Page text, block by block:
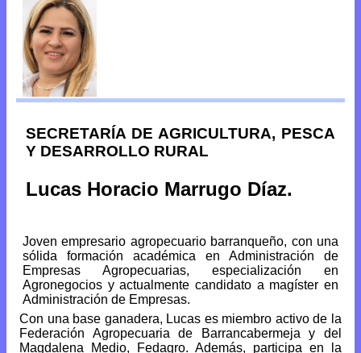
SECRETARÍA DE AGRICULTURA, PESCA
Y DESARROLLO RURAL
Lucas Horacio Marrugo Díaz.
Joven empresario agropecuario barranqueño, con una
sólida formación académica en Administración de
Empresas Agropecuarias, especialización en
Agronegocios y actualmente candidato a magíster en
Administración de Empresas.
Con una base ganadera, Lucas es miembro activo de la
Federación Agropecuaria de Barrancabermeja y del
Magdalena Medio, Fedagro. Además, participa en la